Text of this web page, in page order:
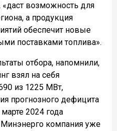
возможность для
а продукция
обеспечит новые
поставками топлива».
отбора, напомнили,
взял на себя
из 1225 МВт,
прогнозного дефицита
2024 года
Минэнерго компания уже